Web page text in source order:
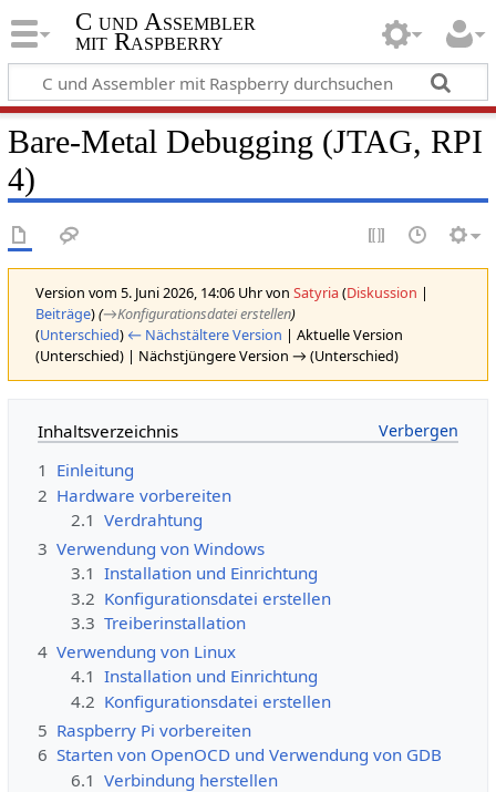
C und Assembler
mit Raspberry
Bare-Metal Debugging (JTAG, RPI
4)
Version vom 5. Juni 2026, 14:06 Uhr von Satyria(Diskussion |
Beiträge)(→‎Konfigurationsdatei erstellen)
(Unterschied) ← Nächstältere Version | Aktuelle Version
(Unterschied) | Nächstjüngere Version → (Unterschied)
Inhaltsverzeichnis
1 Einleitung
2 Hardware vorbereiten
2.1 Verdrahtung
3 Verwendung von Windows
3.1 Installation und Einrichtung
3.2 Konfigurationsdatei erstellen
3.3 Treiberinstallation
4 Verwendung von Linux
4.1 Installation und Einrichtung
4.2 Konfigurationsdatei erstellen
5 Raspberry Pi vorbereiten
6 Starten von OpenOCD und Verwendung von GDB
6.1 Verbindung herstellen